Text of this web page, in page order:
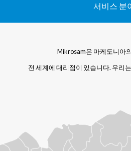
서비스 분
Mikrosam은 마케도니아
전 세계에 대리점이 있습니다. 우리